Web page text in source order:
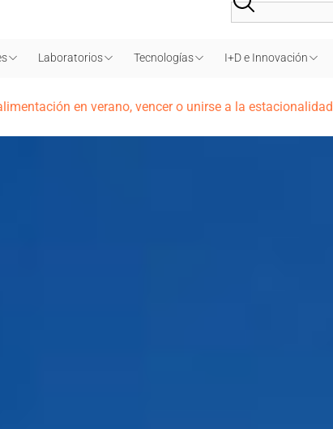
Laboratorios Tecnologías I+D e Innovación
en verano, vencer o unirse a la estacionalidad